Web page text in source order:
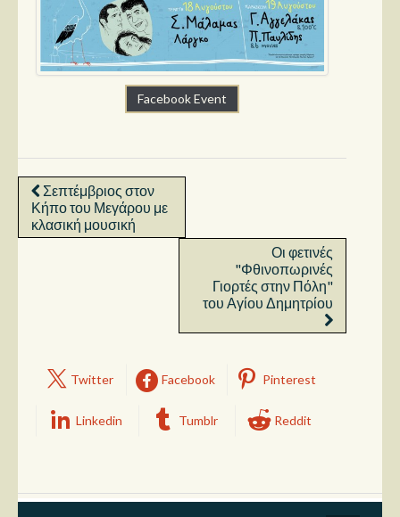
Facebook Event
Σεπτέμβριος στον
Κήπο του Μεγάρου με
κλασική μουσική
Οι φετινές
"Φθινοπωρινές
Γιορτές στην Πόλη"
του Αγίου Δημητρίου
Twitter Facebook Pinterest
Linkedin Tumblr Reddit